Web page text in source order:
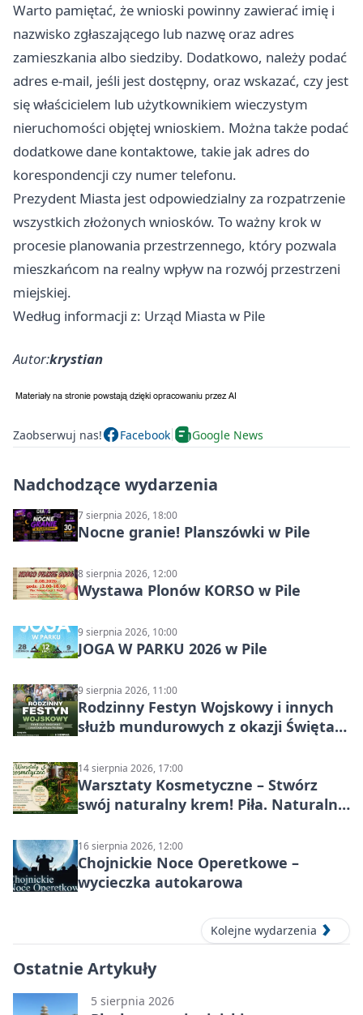
Warto pamiętać, że wnioski powinny zawierać imię i
nazwisko zgłaszającego lub nazwę oraz adres
zamieszkania albo siedziby. Dodatkowo, należy podać
adres e-mail, jeśli jest dostępny, oraz wskazać, czy jest
się właścicielem lub użytkownikiem wieczystym
nieruchomości objętej wnioskiem. Można także podać
dodatkowe dane kontaktowe, takie jak adres do
korespondencji czy numer telefonu.
Prezydent Miasta jest odpowiedzialny za rozpatrzenie
wszystkich złożonych wniosków. To ważny krok w
procesie planowania przestrzennego, który pozwala
mieszkańcom na realny wpływ na rozwój przestrzeni
miejskiej.
Według informacji z: Urząd Miasta w Pile
Autor:krystian
Zaobserwuj nas! Facebook Google News
Nadchodzące wydarzenia
7 sierpnia 2026, 18:00
Nocne granie! Planszówki w Pile
8 sierpnia 2026, 12:00
Wystawa Plonów KORSO w Pile
9 sierpnia 2026, 10:00
JOGA W PARKU 2026 w Pile
9 sierpnia 2026, 11:00
Rodzinny Festyn Wojskowy i innych
służb mundurowych z okazji Święta
14 sierpnia 2026, 17:00
Warsztaty Kosmetyczne – Stwórz
swój naturalny krem! Piła. Naturalna
16 sierpnia 2026, 12:00
Chojnickie Noce Operetkowe –
wycieczka autokarowa
Kolejne wydarzenia
Ostatnie Artykuły
5 sierpnia 2026